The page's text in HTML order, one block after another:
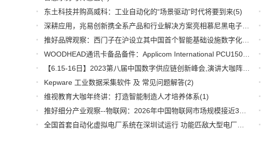
东土科技并购高威科：工业自动化的“场景驱动”时代将要到来(5)
Kepware 工业数据采集软件 及 常见问题解答(2)
维视教育大咖年终讲：打造智能制造人才培养体系(1)